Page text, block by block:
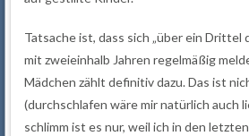
Tatsache ist, dass sich „über ein Drittel
mit zweieinhalb Jahren regelmäßig
Mädchen zählt definitiv dazu. Das ist
(durchschlafen wäre mir natürlich auch
schlimm ist es nur, weil ich in den